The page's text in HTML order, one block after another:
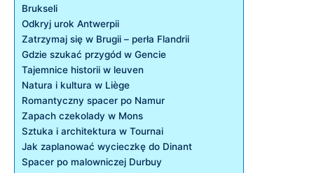
Brukseli
Odkryj urok Antwerpii
Zatrzymaj się w Brugii – perła Flandrii
Gdzie szukać przygód‌ w​ Gencie
Tajemnice historii w ⁢leuven
Natura i kultura w Liège
Romantyczny​ spacer ⁤po Namur
Zapach czekolady w Mons
Sztuka i architektura w Tournai
Jak zaplanować⁢ wycieczkę ​do Dinant
Spacer po malowniczej ‍Durbuy